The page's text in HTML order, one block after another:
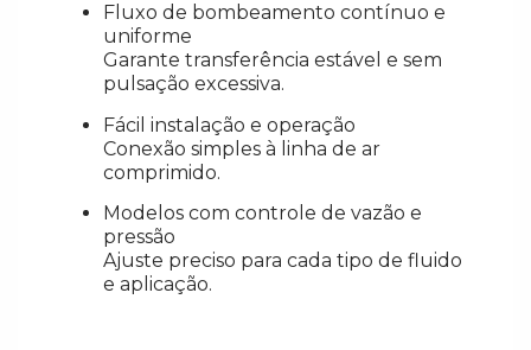
Fluxo de bombeamento contínuo e
uniforme
Garante transferência estável e sem
pulsação excessiva.
Fácil instalação e operação
Conexão simples à linha de ar
comprimido.
Modelos com controle de vazão e
pressão
Ajuste preciso para cada tipo de fluido
e aplicação.